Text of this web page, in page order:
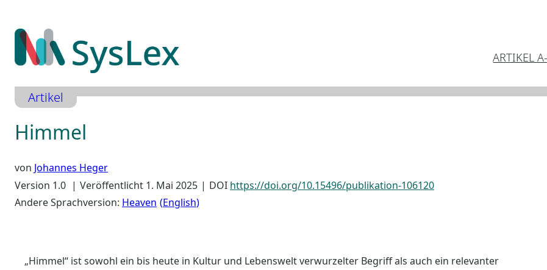
Inhalt
springen
ARTIKEL
Artikel
Himmel
von Johannes Heger
Version 1.0
Veröffentlicht 1. Mai 2025 DOI https://doi.org/10.15496/publikation-106120
Andere Sprachversion: Heaven English
„Himmel“ ist sowohl ein bis heute in Kultur und Lebenswelt verwurzelter Begriff als auch ein relevanter